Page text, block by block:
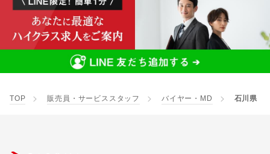
TOP 販売員・サービススタッフ バイヤー・MD 石川県